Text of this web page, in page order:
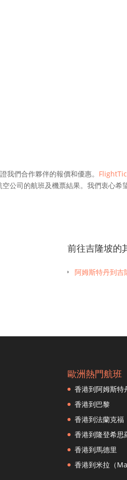
我們合作夥伴的報價和優惠。
公司的航班及機票結果。我們衷心希
前往吉隆坡的
阿姆斯特丹到吉
歐洲熱門航班
香港到阿姆斯特
香港到巴黎
香港到法蘭克福
香港到隆登希思
香港到馬德里
香港到米拉（